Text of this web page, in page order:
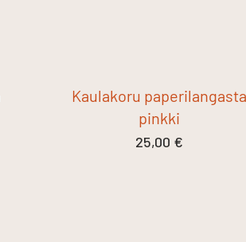
Kaulakoru paperilangasta
pinkki
25,00 €